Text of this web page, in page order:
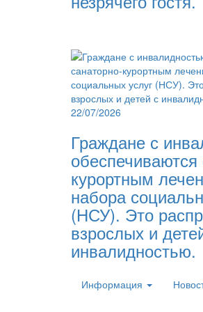
22/07/2026
Граждане с
обеспечиваются
курортным
набора
(НСУ). Это
взрослых и
инвалидностью.
Информация